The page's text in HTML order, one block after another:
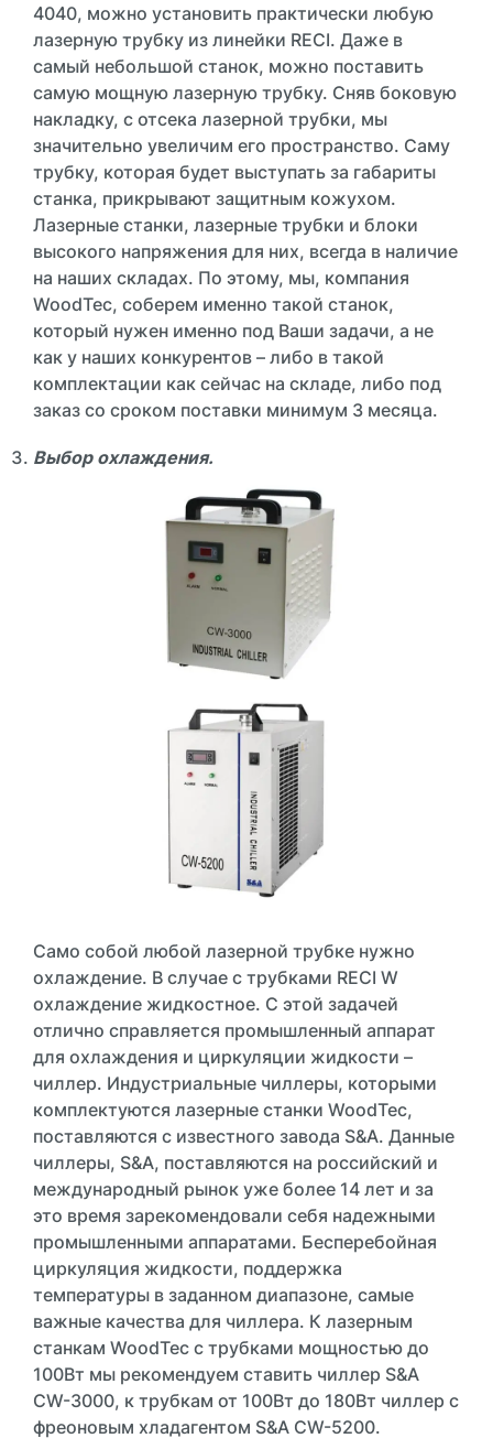
4040, можно установить практически любую
лазерную трубку из линейки RECI. Даже в
самый небольшой станок, можно поставить
самую мощную лазерную трубку. Сняв боковую
накладку, с отсека лазерной трубки, мы
значительно увеличим его пространство. Саму
трубку, которая будет выступать за габариты
станка, прикрывают защитным кожухом.
Лазерные станки, лазерные трубки и блоки
высокого напряжения для них, всегда в наличие
на наших складах. По этому, мы, компания
WoodTec, соберем именно такой станок,
который нужен именно под Ваши задачи, а не
как у наших конкурентов – либо в такой
комплектации как сейчас на складе, либо под
заказ со сроком поставки минимум 3 месяца.
Выбор охлаждения.
Само собой любой лазерной трубке нужно
охлаждение. В случае с трубками RECI W
охлаждение жидкостное. С этой задачей
отлично справляется промышленный аппарат
для охлаждения и циркуляции жидкости –
чиллер. Индустриальные чиллеры, которыми
комплектуются лазерные станки WoodTec,
поставляются с известного завода S&A. Данные
чиллеры, S&A, поставляются на российский и
международный рынок уже более 14 лет и за
это время зарекомендовали себя надежными
промышленными аппаратами. Бесперебойная
циркуляция жидкости, поддержка
температуры в заданном диапазоне, самые
важные качества для чиллера. К лазерным
станкам WoodTec с трубками мощностью до
100Вт мы рекомендуем ставить чиллер S&A
CW-3000, к трубкам от 100Вт до 180Вт чиллер с
фреоновым хладагентом S&A CW-5200.